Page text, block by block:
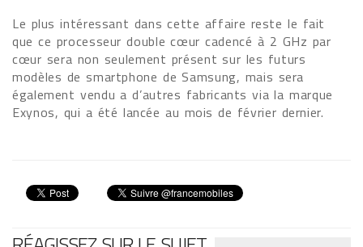
Le plus intéressant dans cette affaire reste le fait
que ce processeur double cœur cadencé à 2 GHz par
cœur sera non seulement présent sur les futurs
modèles de smartphone de Samsung, mais sera
également vendu a d’autres fabricants via la marque
Exynos, qui a été lancée au mois de février dernier.